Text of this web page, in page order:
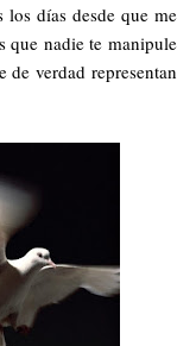
días desde que me
que nadie te manipule
de verdad representan